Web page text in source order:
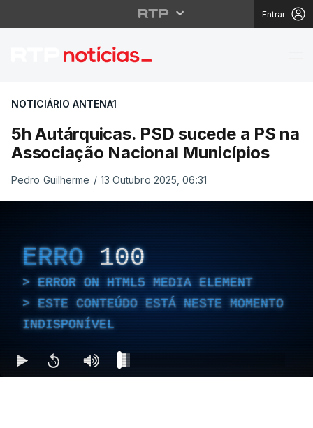
Entrar
5h Autárquicas. PSD
NOTICIÁRIO ANTENA1
5h Autárquicas. PSD sucede a PS na
Associação Nacional Municípios
Pedro Guilherme / 13 Outubro 2025, 06:31
ERRO 100
ERROR ON HTML5 MEDIA ELEMENT
ESTE CONTEÚDO ESTÁ NESTE MOMENTO
INDISPONÍVEL